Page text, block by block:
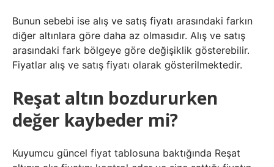
Bunun sebebi ise alış ve satış fiyatı arasındaki farkın
diğer altınlara göre daha az olmasıdır. Alış ve satış
arasındaki fark bölgeye göre değişiklik gösterebilir.
Fiyatlar alış ve satış fiyatı olarak gösterilmektedir.
Reşat altın bozdururken
değer kaybeder mi?
Kuyumcu güncel fiyat tablosuna baktığında Reşat